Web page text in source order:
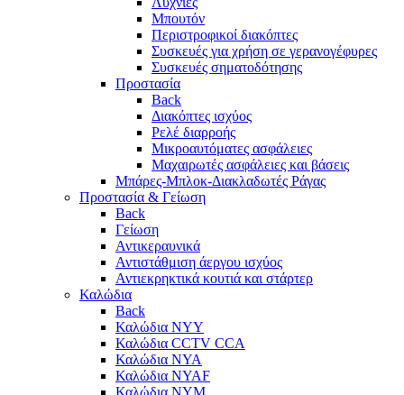
Μπουτόν
Περιστροφικοί διακόπτες
Συσκευές για χρήση σε γερανογέφυρες
Συσκευές σηματοδότησης
Προστασία
Back
Διακόπτες ισχύος
Ρελέ διαρροής
Μικροαυτόματες ασφάλειες
Μαχαιρωτές ασφάλειες και βάσεις
Μπάρες-Μπλοκ-Διακλαδωτές Ράγας
Προστασία & Γείωση
Back
Γείωση
Αντικεραυνικά
Αντιστάθμιση άεργου ισχύος
Αντιεκρηκτικά κουτιά και στάρτερ
Καλώδια
Back
Καλώδια NYY
Καλώδια CCTV CCA
Καλώδια NYA
Καλώδια NYAF
Καλώδια NYΜ